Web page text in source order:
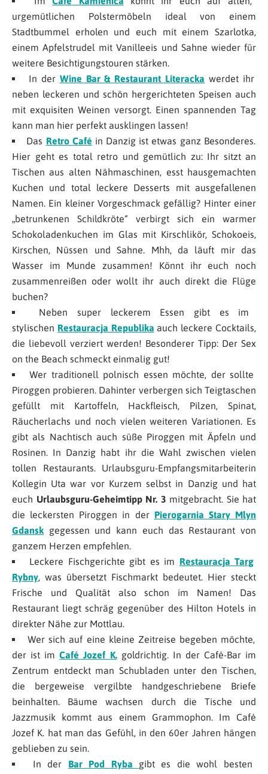
urgemütlichen Polstermöbeln ideal von einem
Stadtbummel erholen und euch mit einem Szarlotka,
einem Apfelstrudel mit Vanilleeis und Sahne wieder für
weitere Besichtigungstouren stärken.
In der Wine Bar & Restaurant Literacka werdet ihr
neben leckeren und schön hergerichteten Speisen auch
mit exquisiten Weinen versorgt. Einen spannenden Tag
kann man hier perfekt ausklingen lassen!
Das Retro Café in Danzig ist etwas ganz Besonderes.
Hier geht es total retro und gemütlich zu: Ihr sitzt an
Tischen aus alten Nähmaschinen, esst hausgemachten
Kuchen und total leckere Desserts mit ausgefallenen
Namen. Ein kleiner Vorgeschmack gefällig? Hinter einer
„betrunkenen Schildkröte“ verbirgt sich ein warmer
Schokoladenkuchen im Glas mit Kirschlikör, Schokoeis,
Kirschen, Nüssen und Sahne. Mhh, da läuft mir das
Wasser im Munde zusammen! Könnt ihr euch noch
zusammenreißen oder wollt ihr auch direkt die Flüge
buchen?
Neben super leckerem Essen gibt es im
stylischen Restauracja Republika auch leckere Cocktails,
die liebevoll verziert werden! Besonderer Tipp: Der Sex
on the Beach schmeckt einmalig gut!
Wer traditionell polnisch essen möchte, der sollte
Piroggen probieren. Dahinter verbergen sich Teigtaschen
gefüllt mit Kartoffeln, Hackfleisch, Pilzen, Spinat,
Räucherlachs und noch vielen weiteren Variationen. Es
gibt als Nachtisch auch süße Piroggen mit Äpfeln und
Rosinen. In Danzig habt ihr die Wahl zwischen vielen
tollen Restaurants. Urlaubsguru-Empfangsmitarbeiterin
Kollegin Uta war vor Kurzem selbst in Danzig und hat
euch Urlaubsguru-Geheimtipp Nr. 3 mitgebracht. Sie hat
die leckersten Piroggen in der Pierogarnia Stary Mlyn
Gdansk gegessen und kann euch das Restaurant von
ganzem Herzen empfehlen.
Leckere Fischgerichte gibt es im Restauracja Targ
Rybny, was übersetzt Fischmarkt bedeutet. Hier steckt
Frische und Qualität also schon im Namen! Das
Restaurant liegt schräg gegenüber des Hilton Hotels in
direkter Nähe zur Mottlau.
Wer sich auf eine kleine Zeitreise begeben möchte,
der ist imCafé Jozef K. goldrichtig. In der Café-Bar im
Zentrum entdeckt man Schubladen unter den Tischen,
die bergeweise vergilbte handgeschriebene Briefe
beinhalten. Bäume wachsen durch die Tische und
Jazzmusik kommt aus einem Grammophon. Im Café
Jozef K. hat man das Gefühl, in den 60er Jahren hängen
geblieben zu sein.
In der Bar Pod Ryba gibt es die wohl besten